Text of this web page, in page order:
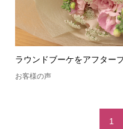
ラウンドブーケをアフター
お客様の声
1